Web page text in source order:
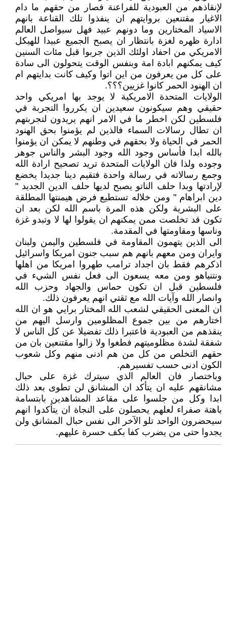
لإنقاذهم من العبودية للفراعنة فصار من حقهم ما دام
الاغيار مقتنعين بروايتهم ان ينفذوا تلك القناعة بانهم
الاسياد المختارين وما دونهم عبيد فهل سيواصل العالم
ادارة ظهره لغزة بانتظار ان يصبح الجميع عبيدا للهيكل
الامريكي من احفاد اولئك الذين جربوا قبل مئات السنين
كيف يمكنهم ابادة امة وبنفس الوقت يتحولون الى سادة
على كل من يعرفون من اين اتوا وكيف كانت بدايتهم ام
ان الهنود الحمر كانوا غزيين؟؟؟.
الولايات المتحدة الامريكية لا يوجد بها امريكي واحد
حقيقي وهم سيكونون سعيدين ان يكرروا التجربة في
فلسطين لكن اخطر ما في الامر انهم يريدون لتجربتهم
ان تطال رسالات السماء فالذين لم يؤمنوا بحق الهنود
الحمر في الحياة ولا بحقهم في وطنهم لا يمكن ان يؤمنوا
بالله ابدا فأساس وجود الله وجود البشر والناس جوهر
وجوده ولذا فان الولايات المتحدة تريد تصحيح ارادة الله
وجمع رسالاته في رسالة واحدة فتقيم دينا جديدا يخضع
لإرادتها وبدا حلف الناتو يصبح لديها حلف الدين الجديد "
دين ابراهام " ومن خلاله تستطيع فرض هيمنتها المطلقة
على البشرية ولكن هذه المرة باسم الله لكن بعد ان
تكون قد تخلصت ممن يمكنهم ان يقولوا لها لا وتبدو غزة
وناسها ومقاومتها في المقدمة.
الى الذين يتهمون المقاومة في فلسطين واليمن ولبنان
وايران ومن معهم بانهم هم سبب جنون امريكا واسرائيل
اذكرهم فقط بان اجداد ترامب طهروا امريكا من اهلها
ونتنياهو ومن معه يسعون الى فعل نفس الشيء في
فلسطين قبل ان تكون حماس والجهاد وحزب الله
وانصار الله وآيات الله مع ثقتي انهم يعرفون ذلك.
ان المعنى الحقيقي لشعب الله المختار برايي هو ان الله
اختارهم من بين جموع المظلومين وارسل اليهم من
ينقذهم من العبودية فاعتبرا ذلك تفضيلا عن كل الناس لا
شفقة لشدة مظلوميتهم فطغوا ولا زالوا مقتنعين بان من
حقهم التخلص من كل من هم ادنى منهم وكل شعوب
الكون ادنى حسب تفسيرهم.
وباختصار فان العالم الذي سيترك غزة على حبال
مشانقهم عليه ان يتأكد ان المشانق لن تطوى بعد ذلك
ابدا وكل من جلسوا على مقاعد المشاهدين بابتسامة
باهتة صفراء لعلهم يحصلون على النجاة ان يتأكدوا انهم
سيحضرون الواحد تلو الآخر الى نفس حبال المشانق ولن
يجدوا حتى من يضرب كفا بكف حسرة عليهم.